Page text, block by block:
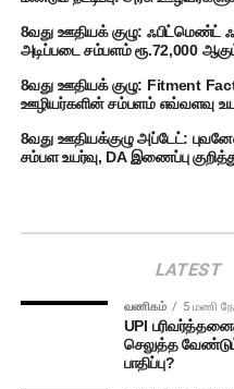
8வது ஊதியக் குழு: ஃபிட்மெண்ட்
அடிப்படை சம்பளம் ரூ.72,000
8வது ஊதியக் குழு: Fitment
ஊழியர்களின் சம்பளம் எவ்வளவு
8வது ஊதியக்குழு அப்டேட்:
சம்பள உயர்வு, DA இணைப்பு குறித்து
LATEST
வணிகம் 5 மணி
UPI
செலுத்த
பாதிப்பு?